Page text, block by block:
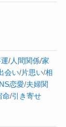
/人間関係/家
会い/片思い/相
恋愛/夫婦関
命/引き寄せ